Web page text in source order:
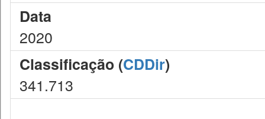
Data
2020
Classificação (CDDir)
341.713